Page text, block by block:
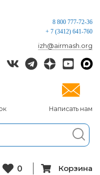
Написать нам
8 800 777-72-36
+ 7 (3412) 641-760
izh@airmash.org
0 Корзина